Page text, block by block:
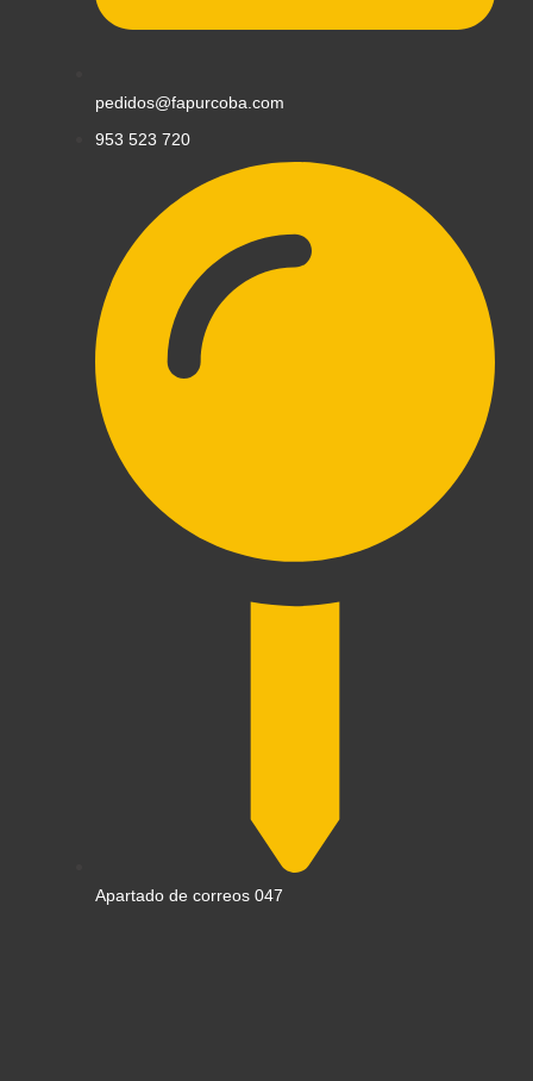
pedidos@fapurcoba.com
953 523 720
Apartado de correos 047